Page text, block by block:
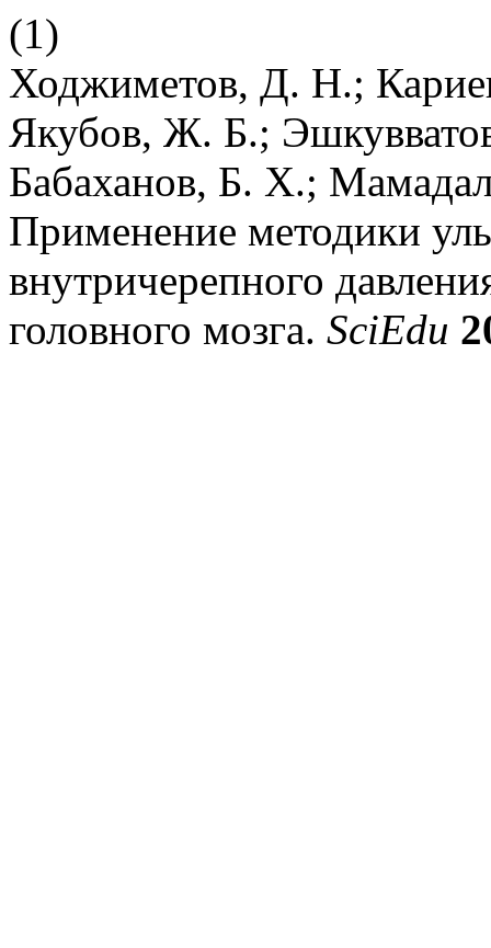
(1)
Ходжиметов, Д. Н.;
Якубов, Ж. Б.;
Бабаханов, Б. Х.;
Применение методики
внутричерепного
головного мозга. SciEdu